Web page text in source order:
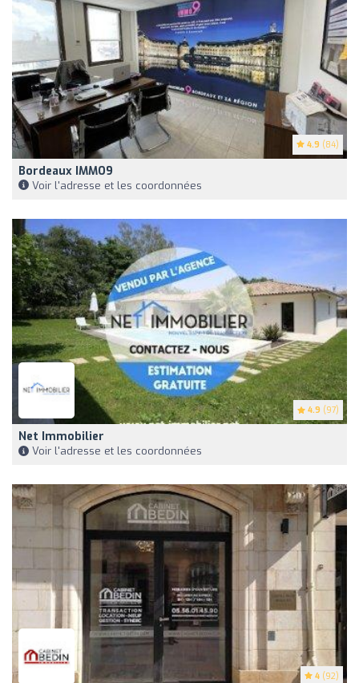
4.9 (84)
Bordeaux IMMO9
Voir l'adresse et les coordonnées
4.9 (97)
Net Immobilier
Voir l'adresse et les coordonnées
4 (92)